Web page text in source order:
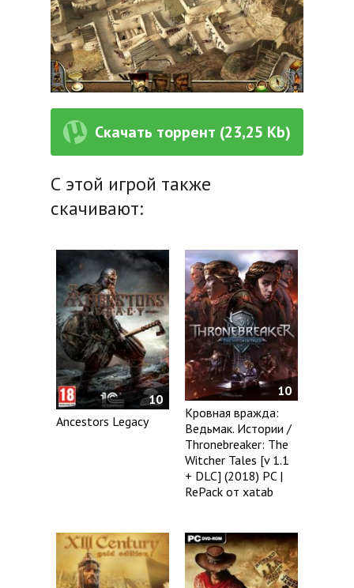
Скачать торрент (23,25 Kb)
С этой игрой также
скачивают:
10
Ancestors Legacy
10
Кровная вражда:
Ведьмак. Истории /
Thronebreaker: The
Witcher Tales [v 1.1
+ DLC] (2018) PC |
RePack от xatab